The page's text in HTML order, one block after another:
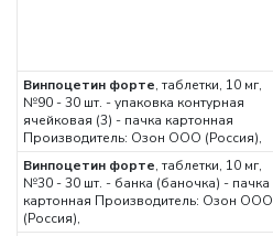
Винпоцетин форте, таблетки, 10 мг,
№90 - 30 шт. - упаковка контурная
ячейковая (3) - пачка картонная
Производитель: Озон ООО (Россия),
Винпоцетин форте, таблетки, 10 мг,
№30 - 30 шт. - банка (баночка) - пачка
картонная Производитель: Озон ООО
(Россия),